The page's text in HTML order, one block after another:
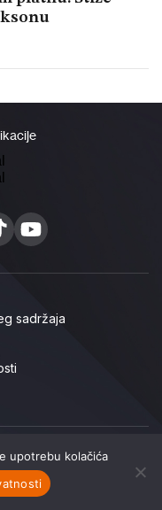
Podcast
sadržaja
upotrebu kolačića